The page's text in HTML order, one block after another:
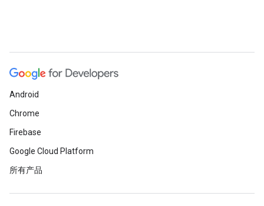
Android
Chrome
Firebase
Google Cloud Platform
所有产品